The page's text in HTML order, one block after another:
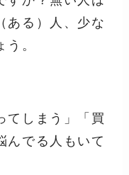
ある）人、少な
。
てしまう」「買
んでる人もいて